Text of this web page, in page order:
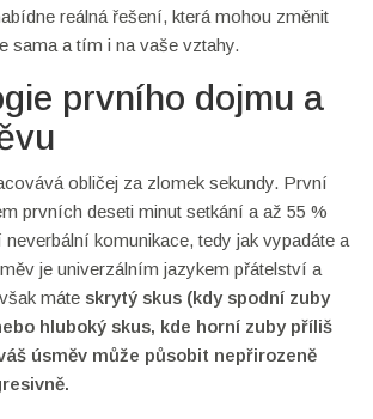
reálná řešení, která mohou změnit
sama a tím i na vaše vztahy.
prvního dojmu a
obličej za zlomek sekundy. První
prvních deseti minut setkání a až 55 %
komunikace, tedy jak vypadáte a
je univerzálním jazykem přátelství a
máte skrytý skus (kdy spodní zuby
hluboký skus, kde horní zuby příliš
úsměv může působit nepřirozeně